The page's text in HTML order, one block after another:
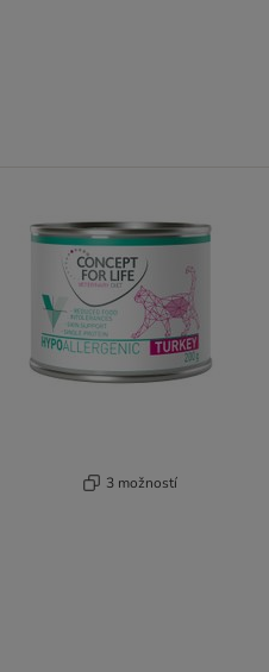
3 možností